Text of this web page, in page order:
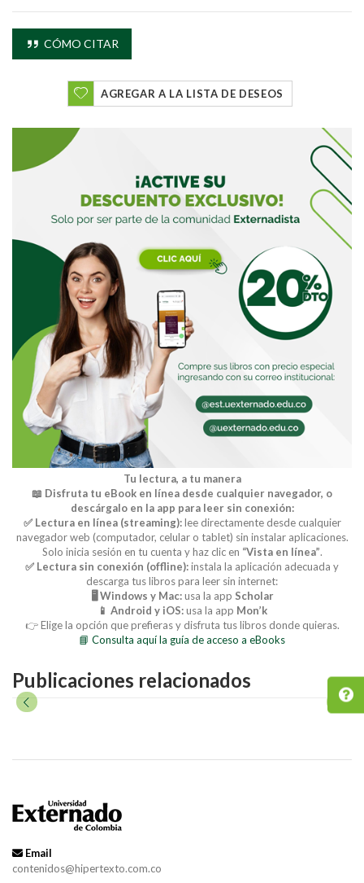
Buscar
Buscar
CÓMO CITAR
AGREGAR A LA LISTA DE DESEOS
Tu lectura, a tu manera
📖 Disfruta tu eBook en línea desde cualquier navegador, o
descárgalo en la app para leer sin conexión:
✅ Lectura en línea (streaming):lee directamente desde cualquier
navegador web (computador, celular o tablet) sin instalar aplicaciones.
Solo inicia sesión en tu cuenta y haz clic en “Vista en línea”.
✅ Lectura sin conexión (offline):instala la aplicación adecuada y
descarga tus libros para leer sin internet:
🖥️ Windows y Mac:usa la app Scholar
📱 Android y iOS:usa la app Mon’k
👉 Elige la opción que prefieras y disfruta tus libros donde quieras.
📘 Consulta aquí la guía de acceso a eBooks
Publicaciones relacionados
Email
contenidos@hipertexto.com.co